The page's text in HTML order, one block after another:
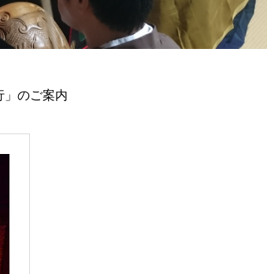
」のご案内